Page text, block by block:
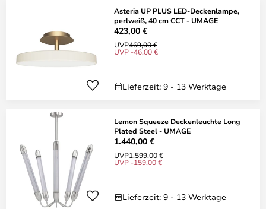
Asteria UP PLUS LED-Deckenlampe,
perlweiß, 40 cm CCT - UMAGE
423,00 €
UVP469,00 €
UVP -46,00 €
Lieferzeit: 9 - 13 Werktage
Lemon Squeeze Deckenleuchte Long
Plated Steel - UMAGE
1.440,00 €
UVP1.599,00 €
UVP -159,00 €
Lieferzeit: 9 - 13 Werktage